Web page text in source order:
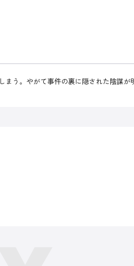
まう。やがて事件の裏に隠された陰謀